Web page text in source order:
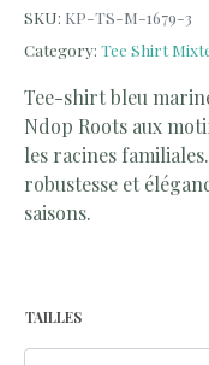
SKU: KP-TS-M-1679-3
Category: Tee Shirt
Tee-shirt bleu
Ndop Roots aux
les racines
robustesse et
saisons.
TAILLES